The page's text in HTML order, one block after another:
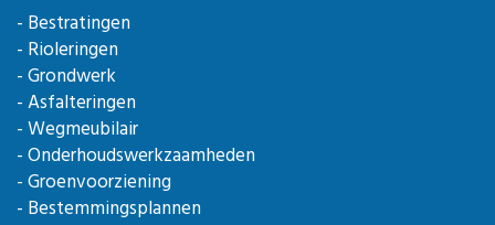
- Bestratingen
- Rioleringen
- Grondwerk
- Asfalteringen
- Wegmeubilair
- Onderhoudswerkzaamheden
- Groenvoorziening
- Bestemmingsplannen